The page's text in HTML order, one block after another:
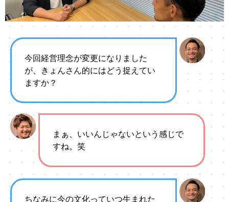
今回経営理念が変更になりました
が、きょんさん的にはどう捉えてい
ますか？
まぁ、いいんじゃないという感じで
すね。笑
ちなみに今の文化っていつ生まれた